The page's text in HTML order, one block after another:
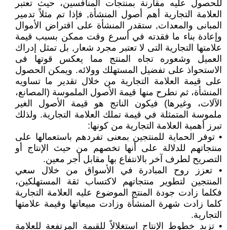
للحصول عليه مقارنة بمنتجات المنافسين، حيث تعتبر
العلامة التجارية أهم أصول المنشأة, فإذا تم مثلاً تدمير
المبانى والمعدات, ستقدر المنشأة على اقتراض الأموال
وإعادة بناء ما فقدته في أسرع وقت ممكن بسبب قيمة
علامتها التجارية التى لا تعتبر مجرد شعار, بل تمثل إدراك
العميل وشعوره تجاه المنتج مما يعكس قوتها فى
الاستحواذ على تفضيل المستهلك وولائه. ويمكن الحصول
على قيمة العلامة التجارية من خلال تقدير ما تساويه
المنشأة، ثم نطرح منها قيمة الأصول الملموسة (المصانع،
الآلات، وغيرها) فيكون الناتج هو قيمة الأصول الغير
ملموسة المتمثلة في قيمة تملك العلامة التجارية. ولذلك
تبرز أهمية العلامة التجارية من كونها:
• توفر الحماية للمنتجين بمعنى تفردهم باستعمالها على
منتجاتهم للدلالة على أنها تخصهم من حيث الإنتاج أو
التصريح لطرف آخر بالانتفاع بها مقابل أجر معين.
• تعزز روح المبادرة في الأسواق من خلال سعي
المنتجين لتطوير منتجاتهم لاكتساب ثقة المستهلكين،
فكلما زادت جودة المنتج الموضوع عليه العلامة التجارية
كلما زادت شهرة المنشأة وزادت مبيعاتها وقيمة علامتها
التجارية.
• تزيد خطوط الإنتاج استغلالاً للقيمة المرتفعة للعلامة